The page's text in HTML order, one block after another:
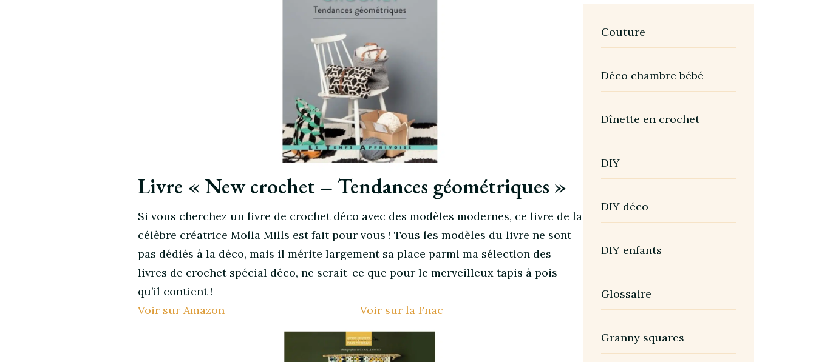
Livre « New crochet – Tendances géométriques »
Si vous cherchez un livre de crochet déco avec des modèles modernes, ce livre de la
célèbre créatrice Molla Mills est fait pour vous ! Tous les modèles du livre ne sont
pas dédiés à la déco, mais il mérite largement sa place parmi ma sélection des
livres de crochet spécial déco, ne serait-ce que pour le merveilleux tapis à pois
qu’il contient !
Voir sur Amazon
Voir sur la Fnac
Couture
Déco chambre bébé
Dînette en crochet
DIY
DIY déco
DIY enfants
Glossaire
Granny squares